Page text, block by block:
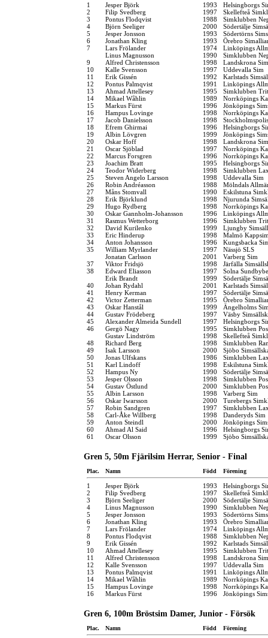
1 Jesper Björk 1993
Helsingborgs
2
Filip Svedberg 1997
Skellefteå
3
Pontus Flodqvist 1988
Simklubben
4
Björn Seeliger 2000
Södertälje
5
Jesper Jonsson 1993
Södertörns
6
Jonathan Kling 1993
Örebro
7
Lars Frölander 1974
Linköpings
Linus Magnusson
1990
Simklubben
9
Alfred Christensson 1998
Landskrona
10
Kalle Svensson 1997
Uddevalla Sim
11
Erik Gissén 1992
Karlstads
12
Pontus Palmqvist 1991
Linköpings
13
Ahmad Attellesey 1995
Simklubben
14
Mikael Wåhlin 1989
Norrköpings
15
Markus Fürst 1996
Jönköpings
16
Hampus Lovinge 1998
Norrköpings
17
Jacob Danielsson 1998
18
Efrem Ghirmai 1996
Helsingborgs
19
Albin Lövgren 1999
Jönköpings
20
Oskar Hoff 1998
Landskrona
21
Oscar Sjöblad 1997
Norrköpings
22
Marcus Forsgren 1996
Norrköpings
23
Joachim Bratt 1995
Helsingborgs
24
Teodor Widerberg 1998
Simklubben
25
Steven Angelo Larsson 1998
Uddevalla Sim
26
Robin Andréasson 1988
Mölndals
27
Måns Stomvall 1990
Eskilstuna
28
Erik Björklund 1998
Njurunda
29
Hugo Rydberg 1998
Norrköpings
30
Oskar Gannholm-Johansson 1996
Linköpings
31
Rasmus Wetterborg 1996
Simklubben
32
David Kurilenko 1999
Ljungby
33
Eric Hinderup 1998
Malmö
34
Anton Johansson 1996
Kungsbacka
35
William Myrlander 1997
Nässjö SLS
Jonatan Carlsson
2001
Varberg Sim
37
Viktor Fridsjö 1998
Järfälla
38
Edward Eliasson 1997
Solna
Erik Brandt
1999
Södertälje
40
Johan Rydahl 2001
Karlstads
41
Henry Kerman 1997
Södertälje
42
Victor Zetterman 1995
Örebro
43
Oskar Hanstål 1999
Ängelholms
44
Gustav Frödeberg 1997
Väsby
45
Alexander Almeida Sundell 1997
Helsingborgs
46
Gergö Nagy 1995
Simklubben
Gustav Lindström
1998
Skellefteå
48
Richard Berg 1998
Simklubben
49
Isak Larsson 2000
Sjöbo
50
Jonas Ulfskans 1986
Simklubben
51
Karl Lindoff 1998
Eskilstuna
52
Hampus Ny 1990
Södertälje
53
Jesper Olsson 1998
Simklubben
54
Gustav Östlund 2000
Simklubben
55
Albin Larsson 1998
Varberg Sim
56
Oskar Iwarsson 2000
Turebergs
57
Robin Sandgren 1997
Simklubben
58
Carl-Åke Willberg 1998
Danderyds Sim
59
Anton Steindl 2000
Jönköpings
60
Ahmad Al Said 1996
Helsingborgs
61
Oscar Olsson 1999 Sjöbo
Gren 5, 50m Fjärilsim Herrar, Senior - Final
Plac. Namn Född Förening
1 Jesper Björk 1993
Helsingborgs
2
Filip Svedberg 1997
Skellefteå
3
Björn Seeliger 2000
Södertälje
4
Linus Magnusson 1990
Simklubben
5
Jesper Jonsson 1993
Södertörns
6
Jonathan Kling 1993
Örebro
7
Lars Frölander 1974
Linköpings
8
Pontus Flodqvist 1988
Simklubben
9
Erik Gissén 1992
Karlstads
10
Ahmad Attellesey 1995
Simklubben
11
Alfred Christensson 1998
Landskrona
12
Kalle Svensson 1997
Uddevalla Sim
13
Pontus Palmqvist 1991
Linköpings
14
Mikael Wåhlin 1989
Norrköpings
15
Hampus Lovinge 1998
Norrköpings
16
Markus Fürst 1996 Jönköpings
Gren 6, 100m Bröstsim Damer, Junior - Försök
Plac. Namn Född Förening